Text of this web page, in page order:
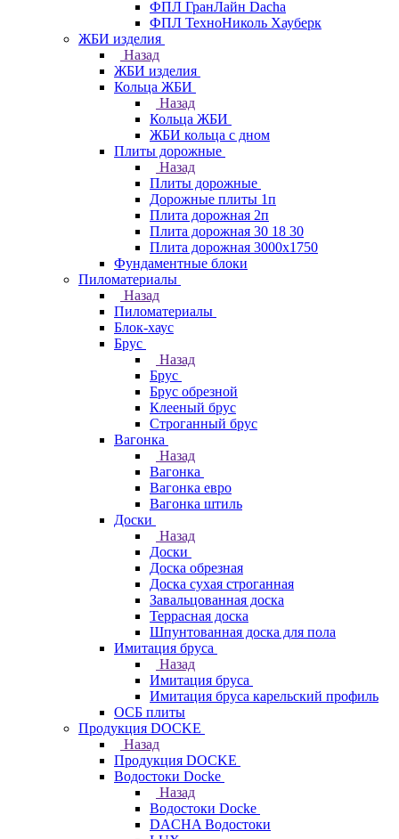
ФПЛ ГранЛайн Dacha
ФПЛ ТехноНиколь Хауберк
ЖБИ изделия
Назад
ЖБИ изделия
Кольца ЖБИ
Назад
Кольца ЖБИ
ЖБИ кольца с дном
Плиты дорожные
Назад
Плиты дорожные
Дорожные плиты 1п
Плита дорожная 2п
Плита дорожная 30 18 30
Плита дорожная 3000х1750
Фундаментные блоки
Пиломатериалы
Назад
Пиломатериалы
Блок-хаус
Брус
Назад
Брус
Брус обрезной
Клееный брус
Строганный брус
Вагонка
Назад
Вагонка
Вагонка евро
Вагонка штиль
Доски
Назад
Доски
Доска обрезная
Доска сухая строганная
Завальцованная доска
Террасная доска
Шпунтованная доска для пола
Имитация бруса
Назад
Имитация бруса
Имитация бруса карельский профиль
ОСБ плиты
Продукция DOCKE
Назад
Продукция DOCKE
Водостоки Docke
Назад
Водостоки Docke
DACHA Водостоки